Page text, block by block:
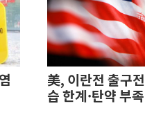
美, 이란전 출구
습 한계·탄약 부